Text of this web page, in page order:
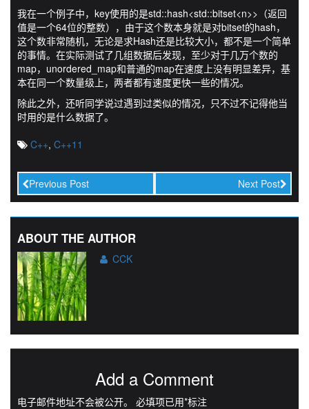
我在一个例子中，key使用的是std::hash<std::bitset<n>>（返回
值是一个64位的整数），由于这个数本身就是对bitset的hash，
这个数非常随机，无论是求Hash还是比较大小，都不是一个简单
的事情。在实际测试了几组数据后发现，至少对于几万个数的
map，unordered_map和普通的map在速度上没有明显差异，基
本在同一个数量级上，两者都有速度更快一些的情况。
除此之外，还听同学说过遇到过类似的情况，只不过不记得他当
时用的是什么数据了。
C++, C++11
Previous Post Next Post
ABOUT THE AUTHOR
CCK
Add a Comment
电子邮件地址不会被公开。 必填项已用*标注